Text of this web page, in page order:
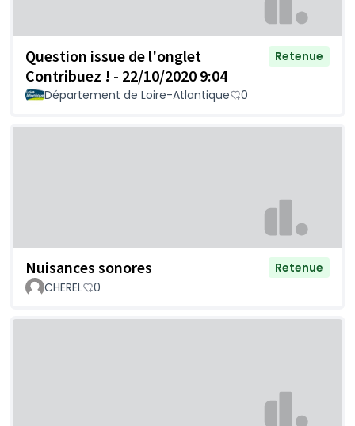
Question issue de l'onglet
Contribuez ! - 22/10/2020 9:04
Retenue
Département de Loire-Atlantique 0
Nuisances sonores
Retenue
CHEREL
0